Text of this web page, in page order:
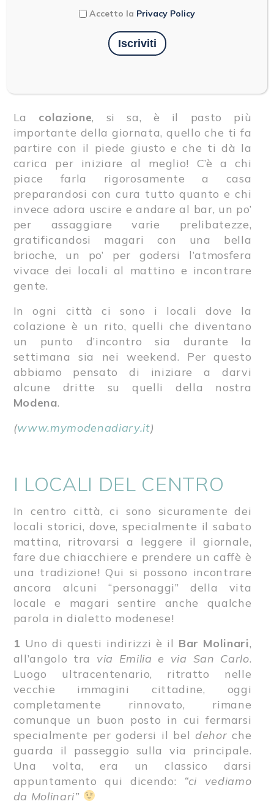
La colazione, si sa, è il pasto più
importante della giornata, quello che ti fa
partire con il piede giusto e che ti dà la
carica per iniziare al meglio! C’è a chi
piace farla rigorosamente a casa
preparandosi con cura tutto quanto e chi
invece adora uscire e andare al bar, un po’
per assaggiare varie prelibatezze,
gratificandosi magari con una bella
brioche, un po’ per godersi l’atmosfera
vivace dei locali al mattino e incontrare
gente.
In ogni città ci sono i locali dove la
colazione è un rito, quelli che diventano
un punto d’incontro sia durante la
settimana sia nei weekend. Per questo
abbiamo pensato di iniziare a darvi
alcune dritte su quelli della nostra
Modena.
(www.mymodenadiary.it)
I LOCALI DEL CENTRO
In centro città, ci sono sicuramente dei
locali storici, dove, specialmente il sabato
mattina, ritrovarsi a leggere il giornale,
fare due chiacchiere e prendere un caffè è
una tradizione! Qui si possono incontrare
ancora alcuni “personaggi” della vita
locale e magari sentire anche qualche
parola in dialetto modenese!
1 Uno di questi indirizzi è il Bar Molinari,
all’angolo tra via Emilia e via San Carlo.
Luogo ultracentenario, ritratto nelle
vecchie immagini cittadine, oggi
completamente rinnovato, rimane
comunque un buon posto in cui fermarsi
specialmente per godersi il bel dehor che
guarda il passeggio sulla via principale.
Una volta, era un classico darsi
appuntamento qui dicendo: “ci vediamo
da Molinari”
Accetto la Privacy Policy